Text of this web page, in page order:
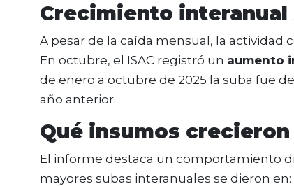
Crecimiento
A pesar de la caída mensual, la
En octubre, el ISAC registró un aumento
de enero a octubre de 2025 la suba fue
año anterior.
Qué insumos
El informe destaca un comportamiento
mayores subas interanuales se dieron en: